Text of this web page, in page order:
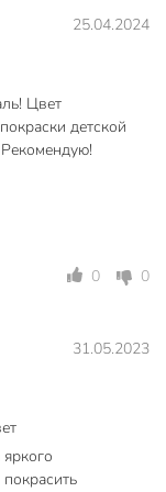
однокомпонентный
алкидный
красный
атмосферостойкий
бетон
25.04.2024
Цвет
детской
Рекомендую!
0 0
31.05.2023